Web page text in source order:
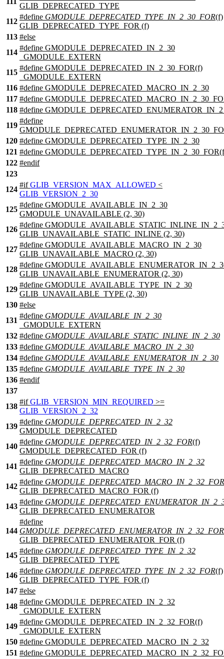
GLIB_DEPRECATED_TYPE
112
#define GMODULE_DEPRECATED_TYPE_IN_2_30_FOR(f)
GLIB_DEPRECATED_TYPE_FOR (f)
113 #else
114
#define GMODULE_DEPRECATED_IN_2_30
_GMODULE_EXTERN
115
#define GMODULE_DEPRECATED_IN_2_30_FOR(f)
_GMODULE_EXTERN
116 #define GMODULE_DEPRECATED_MACRO_IN_2_30
117 #define
118 #define
119
#define
120 #define GMODULE_DEPRECATED_TYPE_IN_2_30
121 #define
122 #endif
123
124
#if GLIB_VERSION_MAX_ALLOWED <
GLIB_VERSION_2_30
125
#define GMODULE_AVAILABLE_IN_2_30
GMODULE_UNAVAILABLE (2, 30)
126
#define
GLIB_UNAVAILABLE_STATIC_INLINE (2, 30)
127
#define GMODULE_AVAILABLE_MACRO_IN_2_30
GLIB_UNAVAILABLE_MACRO (2, 30)
128
#define
GLIB_UNAVAILABLE_ENUMERATOR (2, 30)
129
#define GMODULE_AVAILABLE_TYPE_IN_2_30
GLIB_UNAVAILABLE_TYPE (2, 30)
130 #else
131
#define GMODULE_AVAILABLE_IN_2_30
_GMODULE_EXTERN
132 #define GMODULE_AVAILABLE_STATIC_INLINE_IN_2_30
133 #define GMODULE_AVAILABLE_MACRO_IN_2_30
134 #define GMODULE_AVAILABLE_ENUMERATOR_IN_2_30
135 #define GMODULE_AVAILABLE_TYPE_IN_2_30
136 #endif
137
138
#if GLIB_VERSION_MIN_REQUIRED >=
GLIB_VERSION_2_32
139
#define GMODULE_DEPRECATED_IN_2_32
GMODULE_DEPRECATED
140
#define GMODULE_DEPRECATED_IN_2_32_FOR(f)
GMODULE_DEPRECATED_FOR (f)
141
#define GMODULE_DEPRECATED_MACRO_IN_2_32
GLIB_DEPRECATED_MACRO
142
#define GMODULE_DEPRECATED_MACRO_IN_2_32_FOR
GLIB_DEPRECATED_MACRO_FOR (f)
143
#define
GLIB_DEPRECATED_ENUMERATOR
144
#define
GMODULE_DEPRECATED_ENUMERATOR_IN_2_32_FOR
GLIB_DEPRECATED_ENUMERATOR_FOR (f)
145
#define GMODULE_DEPRECATED_TYPE_IN_2_32
GLIB_DEPRECATED_TYPE
146
#define GMODULE_DEPRECATED_TYPE_IN_2_32_FOR(f)
GLIB_DEPRECATED_TYPE_FOR (f)
147 #else
148
#define GMODULE_DEPRECATED_IN_2_32
_GMODULE_EXTERN
149
#define GMODULE_DEPRECATED_IN_2_32_FOR(f)
_GMODULE_EXTERN
150 #define GMODULE_DEPRECATED_MACRO_IN_2_32
151 #define